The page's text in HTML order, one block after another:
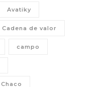
Avatiky
Cadena de valor
campo
Chaco